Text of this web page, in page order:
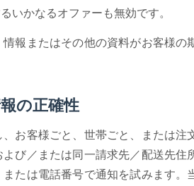
いかなるオファーも無効です。
報またはその他の資料がお客様
の正確性
お客様ごと、世帯ごと、または
び／または同一請求先／配送先
たは電話番号で通知を試みます